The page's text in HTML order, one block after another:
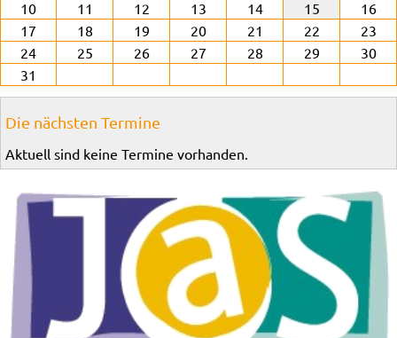
10
11 12 13 14 15
16
17
18 19 20 21 22
23
24
25 26 27 28 29
30
31
Die nächsten Termine
Aktuell sind keine Termine vorhanden.